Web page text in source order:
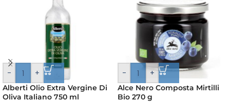
- +
Alberti Olio Extra Vergine Di
Oliva Italiano 750 ml
- +
Alce Nero Composta Mirtilli
Bio 270 g